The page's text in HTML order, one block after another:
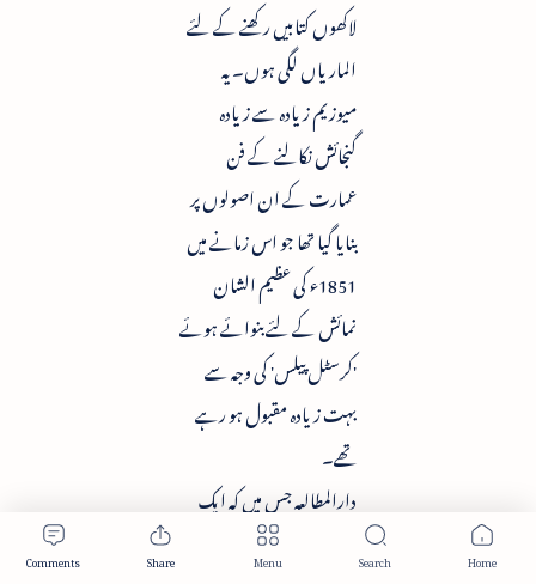
لاکھوں کتابیں رکھنے کے لئے
الماریاں لگی ہوں۔ یہ
میوزیم زیادہ سے زیادہ
گنجائش نکالنے کے فن
عمارت کے ان اصولوں پر
بنایا گیا تھا جو اس زمانے میں
1851ء کی عظیم الشان
نمائش کے لئے بنوائے ہوئے
'کرسٹل پیلس' کی وجہ سے
بہت زیادہ مقبول ہو رہے
تھے۔
دارالمطالعہ جس میں کہ ایک